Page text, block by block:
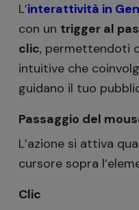
L’interattività in
con un trigger al
clic, permettendoti
intuitive che
guidano il tuo
Passaggio del
L’azione si attiva
cursore sopra
Clic